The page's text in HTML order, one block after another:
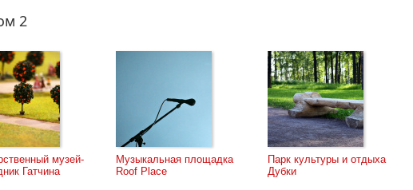
механизмы пропаганды;
физической подготовки;
Нашли ошибку или неточность? Нажмите CTRL и
2
музей-
Гатчина
Музыкальная площадка
Roof Place
Парк культуры и отдыха
Дубки